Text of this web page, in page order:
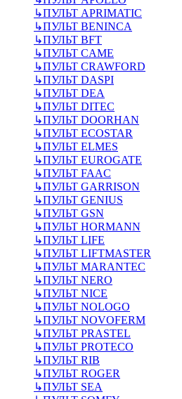
↳ПУЛЬТ APRIMATIC
↳ПУЛЬТ BENINCA
↳ПУЛЬТ BFT
↳ПУЛЬТ CAME
↳ПУЛЬТ CRAWFORD
↳ПУЛЬТ DASPI
↳ПУЛЬТ DEA
↳ПУЛЬТ DITEC
↳ПУЛЬТ DOORHAN
↳ПУЛЬТ ECOSTAR
↳ПУЛЬТ ELMES
↳ПУЛЬТ EUROGATE
↳ПУЛЬТ FAAC
↳ПУЛЬТ GARRISON
↳ПУЛЬТ GENIUS
↳ПУЛЬТ GSN
↳ПУЛЬТ HORMANN
↳ПУЛЬТ LIFE
↳ПУЛЬТ LIFTMASTER
↳ПУЛЬТ MARANTEC
↳ПУЛЬТ NERO
↳ПУЛЬТ NICE
↳ПУЛЬТ NOLOGO
↳ПУЛЬТ NOVOFERM
↳ПУЛЬТ PRASTEL
↳ПУЛЬТ PROTECO
↳ПУЛЬТ RIB
↳ПУЛЬТ ROGER
↳ПУЛЬТ SEA